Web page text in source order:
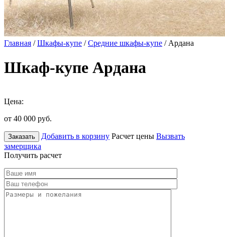
Главная /Шкафы-купе /Средние шкафы-купе / Ардана
Шкаф-купе Ардана
Цена:
от 40 000 руб.
Заказать Добавить в корзину Расчет цены Вызвать
замерщика
Получить расчет